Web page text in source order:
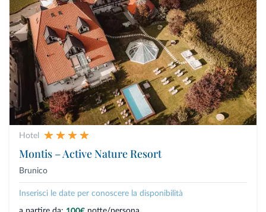
Hotel
Montis – Active Nature Resort
Brunico
Inserisci le date per conoscere la disponibilità